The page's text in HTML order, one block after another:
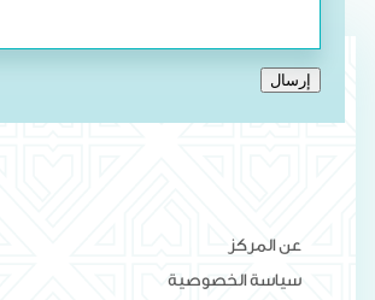
إرسال
عن المركز
سياسة الخصوصية